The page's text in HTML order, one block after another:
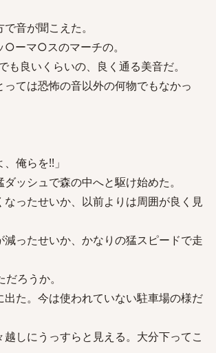
音が聞こえた。
○ーマ○スのマーチの。
も良いくらいの、良く通る美音だ。
っては恐怖の音以外の何物でもなかっ
俺らを!!」
ッシュで森の中へと駆け始めた。
なったせいか、以前よりは周囲が良く見
減ったせいか、かなりの猛スピードで走
ろうか。
出た。今は使われていない駐車場の様だ
しにうっすらと見える。大分下ってこ